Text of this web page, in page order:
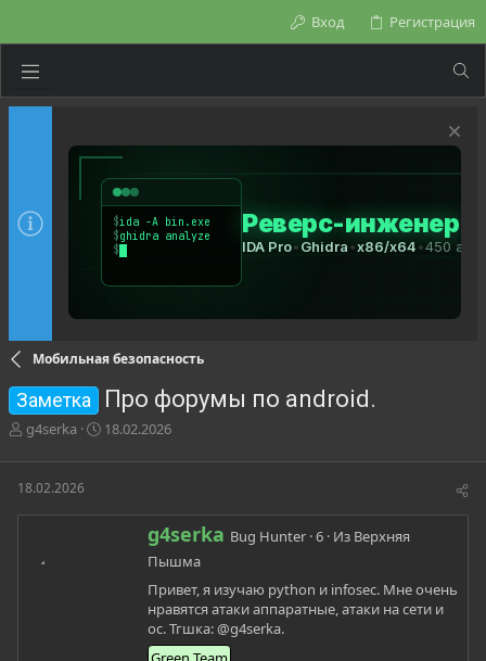
Вход Регистрация
Мобильная безопасность
Заметка Про форумы по android.
А
т
о
g4serka
Д
т
18.02.2026
18.02.2026
А
в
т
о
р
g4serka Bug Hunter ·6 · Из Верхняя
Пышма
Привет, я изучаю python и infosec. Мне очень
нравятся атаки аппаратныe, атаки на сети и
ос. Тгшка: @g4serka.